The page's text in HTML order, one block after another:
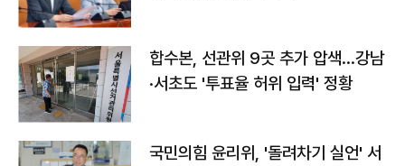
합수본, 선관위 9곳 추가 압색…강남
·서초도 '투표율 허위 입력' 정황
국민의힘 윤리위, '돌려차기 실언' 서